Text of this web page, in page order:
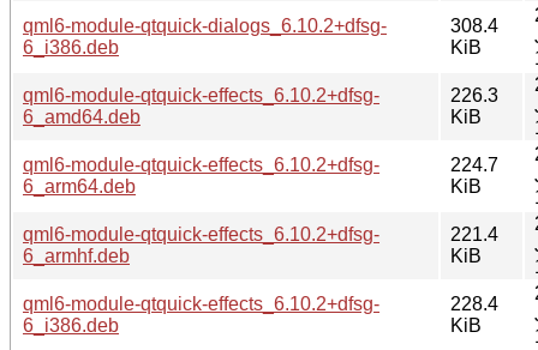
qml6-module-qtquick-dialogs_6.10.2+dfsg-
6_i386.deb
308.4
KiB
qml6-module-qtquick-effects_6.10.2+dfsg-
6_amd64.deb
226.3
KiB
qml6-module-qtquick-effects_6.10.2+dfsg-
6_arm64.deb
224.7
KiB
qml6-module-qtquick-effects_6.10.2+dfsg-
6_armhf.deb
221.4
KiB
qml6-module-qtquick-effects_6.10.2+dfsg-
6_i386.deb
228.4
KiB